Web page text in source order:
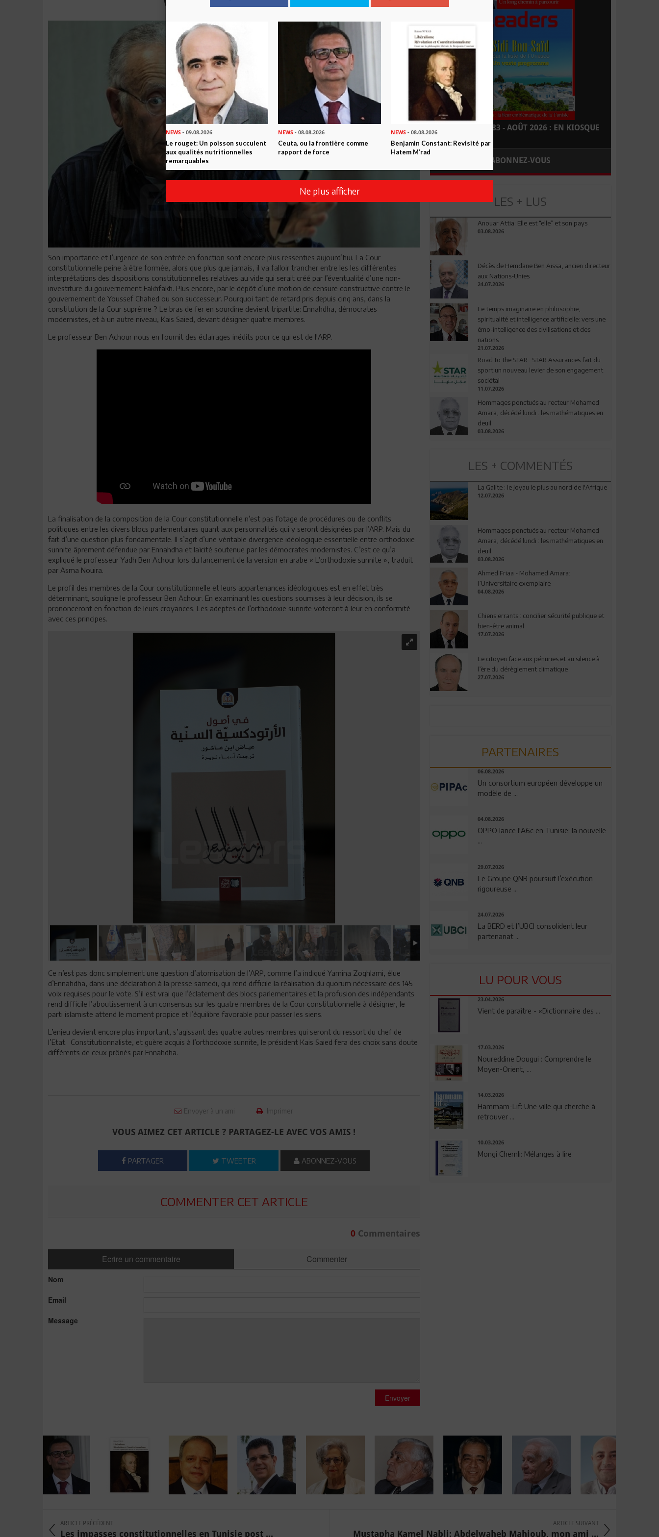
Son importance et l’urgence de son entrée en fonction sont encore plus ressenties aujourd’hui. La Cour
constitutionnelle peine à être formée, alors que plus que jamais, il va falloir trancher entre les les différentes
interprétations des dispositions constitutionnelles relatives au vide qui serait créé par l’éventualité d’une non-
investiture du gouvernement Fakhfakh. Plus encore, par le dépôt d’une motion de censure constructive contre le
gouvernement de Youssef Chahed ou son successeur. Pourquoi tant de retard pris depuis cinq ans, dans la
constitution de la Cour suprême ? Le bras de fer en sourdine devient tripartite: Ennahdha, démocrates
modernistes, et à un autre niveau, Kais Saied, devant désigner quatre membres.
Le professeur Ben Achour nous en fournit des éclairages inédits pour ce qui est de l'ARP.
La finalisation de la composition de la Cour constitutionnelle n’est pas l’otage de procédures ou de conflits
politiques entre les divers blocs parlementaires quant aux personnalités qui y seront désignées par l’ARP. Mais du
fait d’une question plus fondamentale. Il s’agit d’une véritable divergence idéologique essentielle entre orthodoxie
sunnite âprement défendue par Ennahdha et laïcité soutenue par les démocrates modernistes. C’est ce qu’a
expliqué le professeur Yadh Ben Achour lors du lancement de la version en arabe « L’orthodoxie sunnite », traduit
par Asma Nouira.
Le profil des membres de la Cour constitutionnelle et leurs appartenances idéologiques est en effet très
déterminant, souligne le professeur Ben Achour. En examinant les questions soumises à leur décision, ils se
prononceront en fonction de leurs croyances. Les adeptes de l’orthodoxie sunnite voteront à leur en conformité
avec ces principes.
Ce n’est pas donc simplement une question d’atomisation de l’ARP, comme l’a indiqué Yamina Zoghlami, élue
d’Ennahdha, dans une déclaration à la presse samedi, qui rend difficile la réalisation du quorum nécessaire des 145
voix requises pour le vote. S’il est vrai que l’éclatement des blocs parlementaires et la profusion des indépendants
rend difficile l’aboutissement à un consensus sur les quatre membres de la Cour constitutionnelle à désigner, le
parti islamiste attend le moment propice et l’équilibre favorable pour passer les siens.
L’enjeu devient encore plus important, s’agissant des quatre autres membres qui seront du ressort du chef de
l’Etat. Constitutionnaliste, et guère acquis à l’orthodoxie sunnite, le président Kais Saied fera des choix sans doute
différents de ceux prônés par Ennahdha.
Envoyer à un ami Imprimer
VOUS AIMEZ CET ARTICLE ? PARTAGEZ-LE AVEC VOS AMIS !
PARTAGER TWEETER ABONNEZ-VOUS
COMMENTER CET ARTICLE
0Commentaires
Ecrire un commentaire Commenter
Nom
Email
Message
Envoyer
LEADERS N° 183 - AOÛT 2026 : EN KIOSQUE
ABONNEZ-VOUS
LES + LUS
Anouar Attia: Elle est “elle” et son pays
03.08.2026
Décès de Hemdane Ben Aissa, ancien directeur
aux Nations-Unies
24.07.2026
Le temps imaginaire en philosophie,
spiritualité et intelligence artificielle: vers une
émo-intelligence des civilisations et des
nations
21.07.2026
Road to the STAR : STAR Assurances fait du
sport un nouveau levier de son engagement
sociétal
11.07.2026
Hommages ponctués au recteur Mohamed
Amara, décédé lundi : les mathématiques en
deuil
03.08.2026
LES + COMMENTÉS
La Galite : le joyau le plus au nord de l'Afrique
12.07.2026
Hommages ponctués au recteur Mohamed
Amara, décédé lundi : les mathématiques en
deuil
03.08.2026
Ahmed Friaa - Mohamed Amara:
l’Universitaire exemplaire
04.08.2026
Chiens errants : concilier sécurité publique et
bien-être animal
17.07.2026
Le citoyen face aux pénuries et au silence à
l’ère du dérèglement climatique
27.07.2026
PARTENAIRES
06.08.2026
Un consortium européen développe un
modèle de ...
04.08.2026
OPPO lance l'A6c en Tunisie: la nouvelle
...
29.07.2026
Le Groupe QNB poursuit l’exécution
rigoureuse ...
24.07.2026
La BERD et l’UBCI consolident leur
partenariat ...
LU POUR VOUS
23.04.2026
Vient de paraître - «Dictionnaire des ...
17.03.2026
Noureddine Dougui : Comprendre le
Moyen-Orient, ...
14.03.2026
Hammam-Lif: Une ville qui cherche à
retrouver ...
10.03.2026
Mongi Chemli: Mélanges à lire
ARTICLE PRÉCÉDENT
Les impasses constitutionnelles en Tunisie post ...
ARTICLE SUIVANT
Mustapha Kamel Nabli: Abdelwaheb Mahjoub, mon ami ...
NEWS - 09.08.2026
Le rouget: Un poisson succulent
aux qualités nutritionnelles
remarquables
NEWS - 08.08.2026
Ceuta, ou la frontière comme
rapport de force
NEWS- 08.08.2026
Benjamin Constant: Revisité par
Hatem M’rad
Ne plus afficher